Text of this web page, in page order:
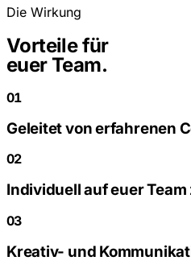
Die Wirkung
Vorteile für
euer Team.
01
Geleitet von erfahrenen
02
Individuell auf euer
03
Kreativ- und